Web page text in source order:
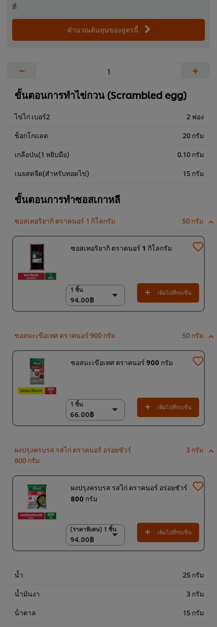
ที่
คำนวณต้นทุนของสูตรนี้
− +
ขั้นตอนการทำไข่กวน (Scrambled egg)
ไข่ไก่ เบอร์2 2 ฟอง
ช็อกโกแลต 20 กรัม
เกลือป่น(1 หยิบมือ) 0.10 กรัม
เนยสดจืด(สำหรับทอดไข่) 15 กรัม
ขั้นตอนการทำซอสเกาหลี
ซอสเทอริยากิ ตราคนอร์ 1 กิโลกรัม 50 กรัม
ซอสเทอริยากิ ตราคนอร์ 1 กิโลกรัม
1 ชิ้น
94.00฿
1 ชิ้น
94.00฿
(ราคาพิเศษ) แพ็ค 9
800.00฿
เพิ่มไปที่รถเข็น
ซอสมะเขือเทศ ตราคนอร์ 900 กรัม 50 กรัม
ซอสมะเขือเทศ ตราคนอร์ 900 กรัม
1 ชิ้น
66.00฿
1 ชิ้น
66.00฿
(ราคาพิเศษ) แพ็ค 12
750.00฿
เพิ่มไปที่รถเข็น
ผงปรุงครบรส รสไก่ ตราคนอร์ อร่อยชัวร์
800 กรัม
3 กรัม
ผงปรุงครบรส รสไก่ ตราคนอร์ อร่อยชัวร์
800 กรัม
(ราคาพิเศษ) 1 ชิ้น
94.00฿
(ราคาพิเศษ) 1 ชิ้น
94.00฿
(ราคาพิเศษ) แพ็ค 10
เพิ่มไปที่รถเข็น
น้ำ 25 กรัม
น้ำมันงา 3 กรัม
น้ําตาล 15 กรัม